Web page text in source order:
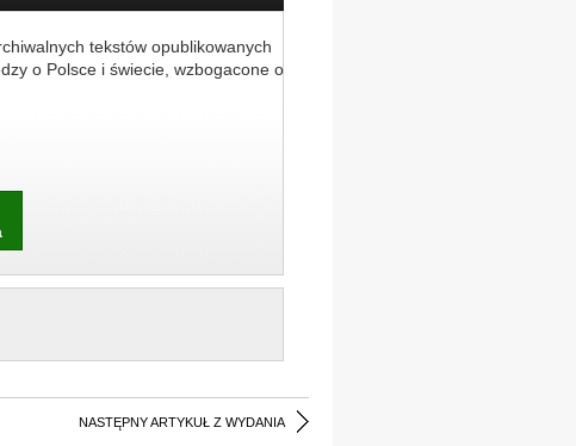
tekstów opublikowanych
o Polsce i świecie, wzbogacone o
NASTĘPNY ARTYKUŁ Z WYDANIA